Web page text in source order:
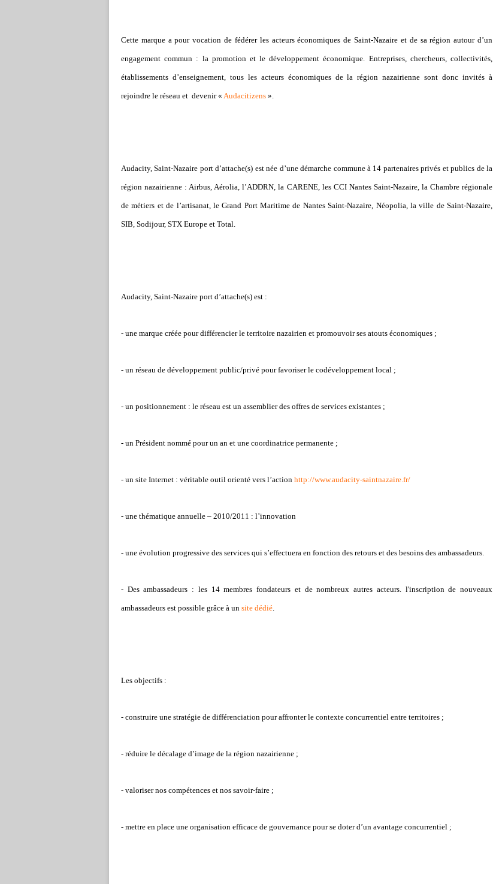
Cette marque a pour vocation de fédérer les acteurs économiques de Saint-Nazaire et de sa région autour d’un
engagement commun : la promotion et le développement économique. Entreprises, chercheurs, collectivités,
établissements d’enseignement, tous les acteurs économiques de la région nazairienne sont donc invités à
rejoindre le réseau et devenir « Audacitizens ».
Audacity, Saint-Nazaire port d’attache(s) est née d’une démarche commune à 14 partenaires privés et publics de la
région nazairienne : Airbus, Aérolia, l’ADDRN, la CARENE, les CCI Nantes Saint-Nazaire, la Chambre régionale
de métiers et de l’artisanat, le Grand Port Maritime de Nantes Saint-Nazaire, Néopolia, la ville de Saint-Nazaire,
SIB, Sodijour, STX Europe et Total.
Audacity, Saint-Nazaire port d’attache(s) est :
- une marque créée pour différencier le territoire nazairien et promouvoir ses atouts économiques ;
- un réseau de développement public/privé pour favoriser le codéveloppement local ;
- un positionnement : le réseau est un assemblier des offres de services existantes ;
- un Président nommé pour un an et une coordinatrice permanente ;
- un site Internet : véritable outil orienté vers l’action http://www.audacity-saintnazaire.fr/
- une thématique annuelle – 2010/2011 : l’innovation
- une évolution progressive des services qui s’effectuera en fonction des retours et des besoins des ambassadeurs.
- Des ambassadeurs : les 14 membres fondateurs et de nombreux autres acteurs. l'inscription de nouveaux
ambassadeurs est possible grâce à un site dédié.
Les objectifs :
- construire une stratégie de différenciation pour affronter le contexte concurrentiel entre territoires ;
- réduire le décalage d’image de la région nazairienne ;
- valoriser nos compétences et nos savoir-faire ;
- mettre en place une organisation efficace de gouvernance pour se doter d’un avantage concurrentiel ;